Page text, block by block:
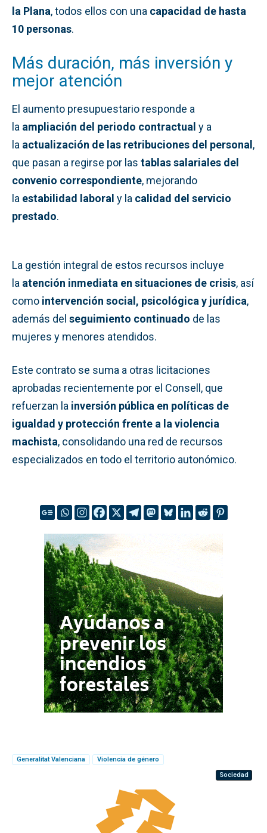
la Plana, todos ellos con una capacidad de hasta
10 personas.
Más duración, más inversión y
mejor atención
El aumento presupuestario responde a
la ampliación del periodo contractual y a
la actualización de las retribuciones del personal,
que pasan a regirse por las tablas salariales del
convenio correspondiente, mejorando
la estabilidad laboral y la calidad del servicio
prestado.
La gestión integral de estos recursos incluye
la atención inmediata en situaciones de crisis, así
como intervención social, psicológica y jurídica,
además del seguimiento continuado de las
mujeres y menores atendidos.
Este contrato se suma a otras licitaciones
aprobadas recientemente por el Consell, que
refuerzan la inversión pública en políticas de
igualdad y protección frente a la violencia
machista, consolidando una red de recursos
especializados en todo el territorio autonómico.
Generalitat Valenciana
Violencia de género
Sociedad